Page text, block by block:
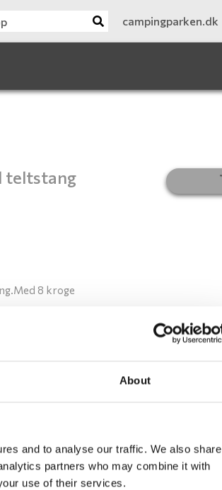
About
and to analyse our traffic. We also share
partners who may combine it with
use of their services.
campingparken.dk
teltstang
8 kroge